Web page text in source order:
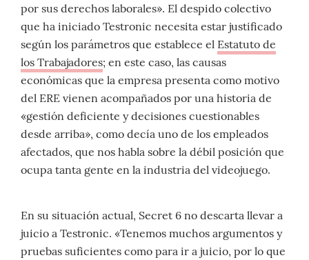
por sus derechos laborales». El despido colectivo
que ha iniciado Testronic necesita estar justificado
según los parámetros que establece el Estatuto de
los Trabajadores; en este caso, las causas
económicas que la empresa presenta como motivo
del ERE vienen acompañados por una historia de
«gestión deficiente y decisiones cuestionables
desde arriba», como decía uno de los empleados
afectados, que nos habla sobre la débil posición que
ocupa tanta gente en la industria del videojuego.
En su situación actual, Secret 6 no descarta llevar a
juicio a Testronic. «Tenemos muchos argumentos y
pruebas suficientes como para ir a juicio, por lo que